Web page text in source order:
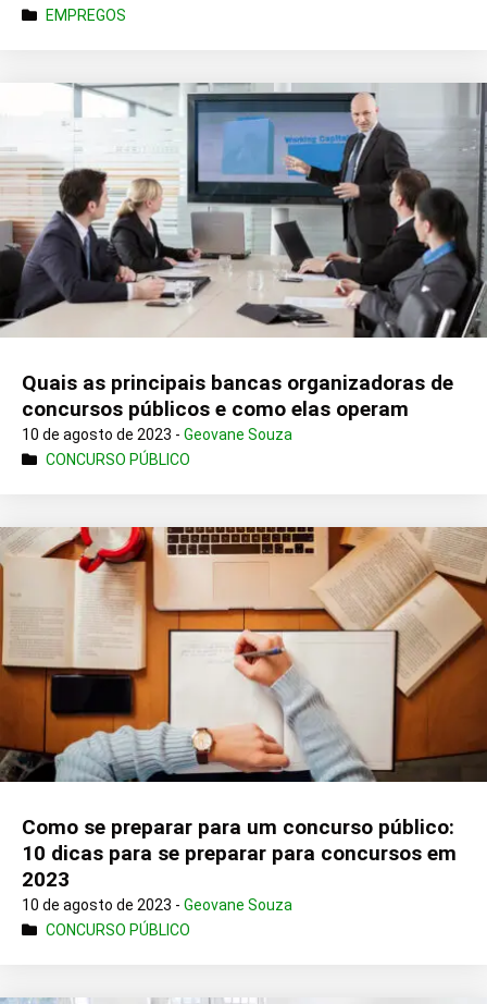
EMPREGOS
Quais as principais bancas organizadoras de
concursos públicos e como elas operam
10 de agosto de 2023 - Geovane Souza
CONCURSO PÚBLICO
Como se preparar para um concurso público:
10 dicas para se preparar para concursos em
2023
10 de agosto de 2023 - Geovane Souza
CONCURSO PÚBLICO